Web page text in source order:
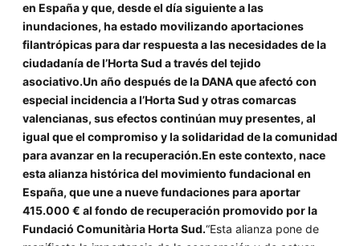
en España y que, desde el día siguiente a las
inundaciones, ha estado movilizando aportaciones
filantrópicas para dar respuesta a las necesidades de la
ciudadanía de l’Horta Sud a través del tejido
asociativo.Un año después de la DANA que afectó con
especial incidencia a l’Horta Sud y otras comarcas
valencianas, sus efectos continúan muy presentes, al
igual que el compromiso y la solidaridad de la comunidad
para avanzar en la recuperación.En este contexto, nace
esta alianza histórica del movimiento fundacional en
España, que une anueve fundaciones para aportar
415.000 € al fondo de recuperación promovido por la
Fundació Comunitària Horta Sud.“Esta alianza pone de